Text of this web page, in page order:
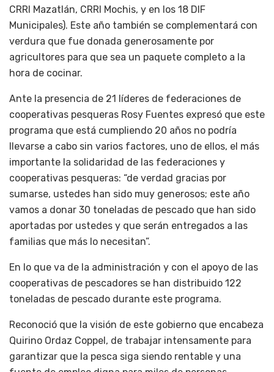
CRRI Mazatlán, CRRI Mochis, y en los 18 DIF
Municipales). Este año también se complementará con
verdura que fue donada generosamente por
agricultores para que sea un paquete completo a la
hora de cocinar.
Ante la presencia de 21 líderes de federaciones de
cooperativas pesqueras Rosy Fuentes expresó que este
programa que está cumpliendo 20 años no podría
llevarse a cabo sin varios factores, uno de ellos, el más
importante la solidaridad de las federaciones y
cooperativas pesqueras: “de verdad gracias por
sumarse, ustedes han sido muy generosos; este año
vamos a donar 30 toneladas de pescado que han sido
aportadas por ustedes y que serán entregados a las
familias que más lo necesitan”.
En lo que va de la administración y con el apoyo de las
cooperativas de pescadores se han distribuido 122
toneladas de pescado durante este programa.
Reconoció que la visión de este gobierno que encabeza
Quirino Ordaz Coppel, de trabajar intensamente para
garantizar que la pesca siga siendo rentable y una